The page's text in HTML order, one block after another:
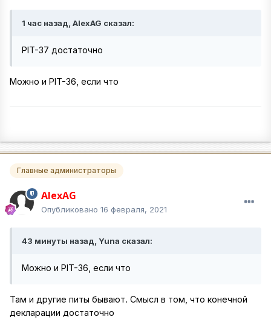
1 час назад, AlexAG сказал:
PIT-37 достаточно
Можно и PIT-36, если что
Главные администраторы
AlexAG
Опубликовано 16 февраля, 2021
43 минуты назад, Yuna сказал:
Можно и PIT-36, если что
Там и другие питы бывают. Смысл в том, что конечной
декларации достаточно